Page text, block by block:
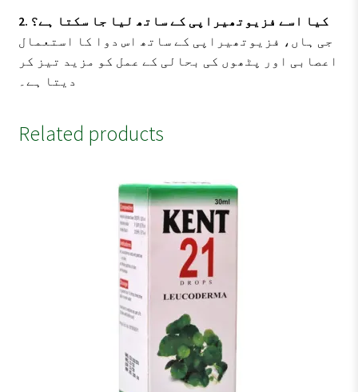
2. کیا اسے فزیوتھیراپی کے ساتھ لیا جا سکتا ہے؟
جی ہاں، فزیوتھیراپی کے ساتھ اس دوا کا استعمال
اعصابی اور پٹھوں کی بحالی کے عمل کو مزید تیز کر
دیتا ہے۔
Related products